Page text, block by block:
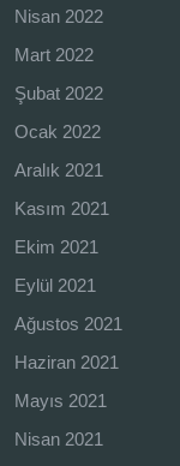
Nisan 2022
Mart 2022
Şubat 2022
Ocak 2022
Aralık 2021
Kasım 2021
Ekim 2021
Eylül 2021
Ağustos 2021
Haziran 2021
Mayıs 2021
Nisan 2021